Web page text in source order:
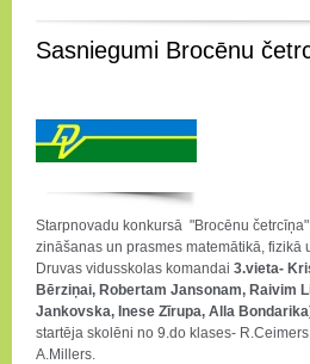
Sasniegumi Brocēnu
Starpnovadu konkursā "Brocēnu
zināšanas un prasmes matemātikā, fizikā
Druvas vidusskolas komandai 3.vieta-
Bērziņai, Robertam Jansonam, Raivim
Jankovska, Inese Zīrupa, Alla
startēja skolēni no 9.do klases-
A.Millers.